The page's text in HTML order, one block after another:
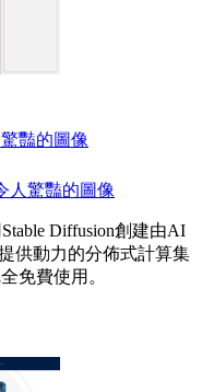
豔的圖像
人驚豔的圖像
Diffusion創建由AI
供動力的分佈式計算集
免費使用。